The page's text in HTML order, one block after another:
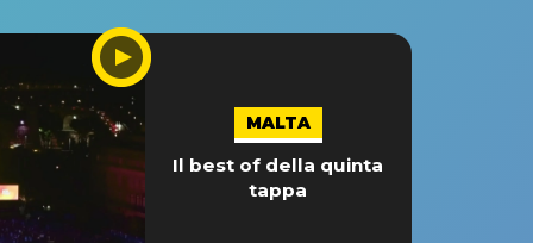
MALTA
Il best of della quinta
tappa